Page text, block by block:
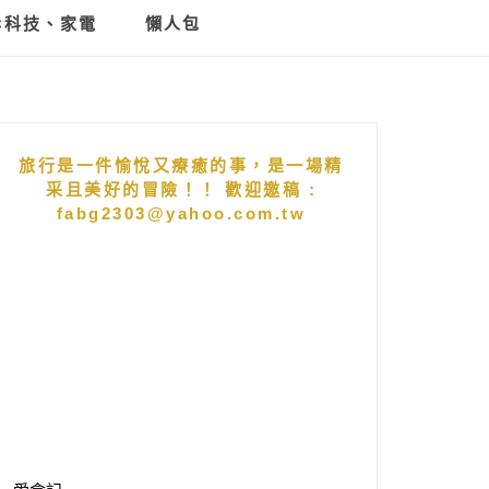
技、家電 懶人包
旅行是一件愉悅又療癒的事，是一場精
采且美好的冒險！！ 歡迎邀稿 :
fabg2303@yahoo.com.tw